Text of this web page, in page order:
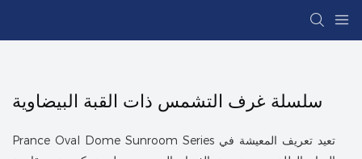
سلسلة غرف التشمس ذات القبة البيضاوية
Prance Oval Dome Sunroom Series تعيد تعريف المعيشة في